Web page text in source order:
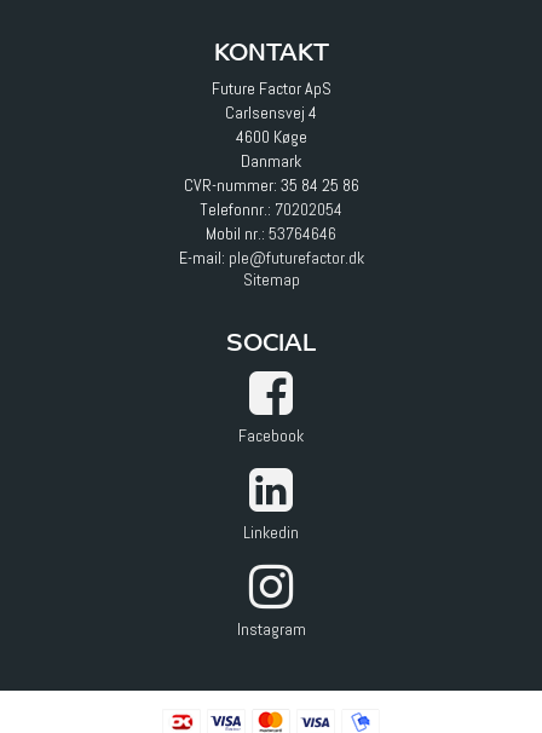
KONTAKT
Future Factor ApS
Carlsensvej 4
4600 Køge
Danmark
CVR-nummer: 35 84 25 86
Telefonnr.: 70202054
Mobil nr.: 53764646
E-mail: ple@futurefactor.dk
Sitemap
SOCIAL
Facebook
Linkedin
Instagram